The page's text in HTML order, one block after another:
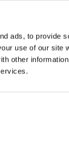
ads, to provide
use of our site
other
di cemento.